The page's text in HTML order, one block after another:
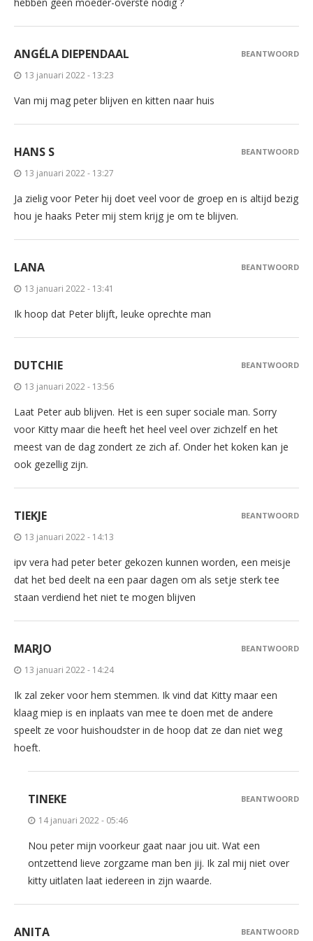
ANGÉLA DIEPENDAAL
13 januari 2022 - 13:23
Van mij mag peter blijven en kitten naar huis
BEANTWOORD
HANS S
13 januari 2022 - 13:27
Ja zielig voor Peter hij doet veel voor de groep en is altijd bezig
hou je haaks Peter mij stem krijg je om te blijven.
BEANTWOORD
LANA
13 januari 2022 - 13:41
Ik hoop dat Peter blijft, leuke oprechte man
BEANTWOORD
DUTCHIE
13 januari 2022 - 13:56
Laat Peter aub blijven. Het is een super sociale man. Sorry
voor Kitty maar die heeft het heel veel over zichzelf en het
meest van de dag zondert ze zich af. Onder het koken kan je
ook gezellig zijn.
BEANTWOORD
TIEKJE
13 januari 2022 - 14:13
ipv vera had peter beter gekozen kunnen worden, een meisje
dat het bed deelt na een paar dagen om als setje sterk tee
staan verdiend het niet te mogen blijven
BEANTWOORD
MARJO
13 januari 2022 - 14:24
Ik zal zeker voor hem stemmen. Ik vind dat Kitty maar een
klaag miep is en inplaats van mee te doen met de andere
speelt ze voor huishoudster in de hoop dat ze dan niet weg
hoeft.
BEANTWOORD
TINEKE
14 januari 2022 - 05:46
Nou peter mijn voorkeur gaat naar jou uit. Wat een
ontzettend lieve zorgzame man ben jij. Ik zal mij niet over
kitty uitlaten laat iedereen in zijn waarde.
BEANTWOORD
ANITA BEANTWOORD